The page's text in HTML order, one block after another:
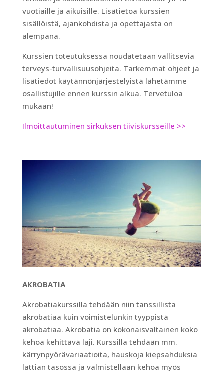
vuotiaille ja aikuisille. Lisätietoa kurssien
sisällöistä, ajankohdista ja opettajasta on
alempana.
Kurssien toteutuksessa noudatetaan vallitsevia
terveys-turvallisuusohjeita. Tarkemmat ohjeet ja
lisätiedot käytännönjärjestelyistä lähetämme
osallistujille ennen kurssin alkua. Tervetuloa
mukaan!
Ilmoittautuminen sirkuksen tiiviskursseille >>
AKROBATIA
Akrobatiakurssilla tehdään niin tanssillista
akrobatiaa kuin voimistelunkin tyyppistä
akrobatiaa. Akrobatia on kokonaisvaltainen koko
kehoa kehittävä laji. Kurssilla tehdään mm.
kärrynpyörävariaatioita, hauskoja kiepsahduksia
lattian tasossa ja valmistellaan kehoa myös